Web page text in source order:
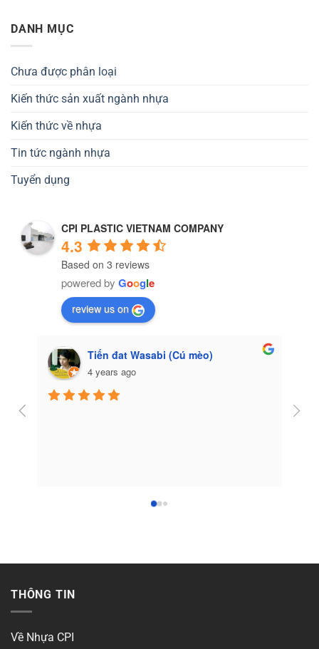
DANH MỤC
Chưa được phân loại
Kiến thức sản xuất ngành nhựa
Kiến thức về nhựa
Tin tức ngành nhựa
Tuyển dụng
CPI PLASTIC VIETNAM COMPANY
4.3
Based on 3 reviews
powered by Google
review us on
Tiến đat Wasabi (Cú mèo)
4 years ago
THÔNG TIN
Về Nhựa CPI